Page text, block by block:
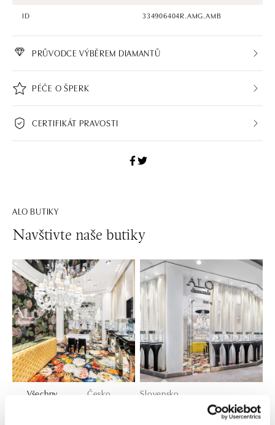
ID
334906404R.AMG.AMB
PRŮVODCE VÝBĚREM DIAMANTŮ
PÉČE O ŠPERK
CERTIFIKÁT PRAVOSTI
ALO BUTIKY
Navštivte naše butiky
Všechny Česko Slovensko